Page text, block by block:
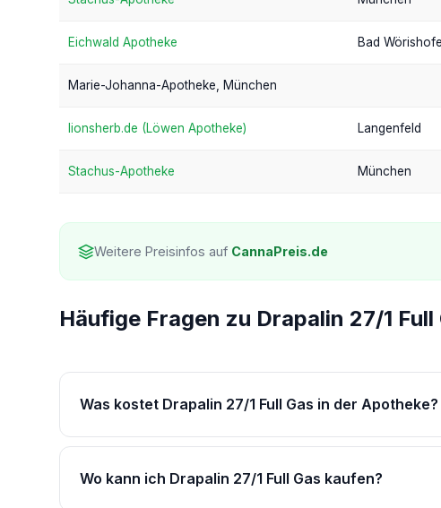
Eichwald Apotheke Bad
Marie-Johanna-Apotheke, München
lionsherb.de (Löwen Apotheke) Langenfeld
Stachus-Apotheke München
Weitere Preisinfos auf CannaPreis.de
Häufige Fragen zu Drapalin 27/1 Full
Was kostet Drapalin 27/1 Full Gas in der Apotheke?
Wo kann ich Drapalin 27/1 Full Gas kaufen?